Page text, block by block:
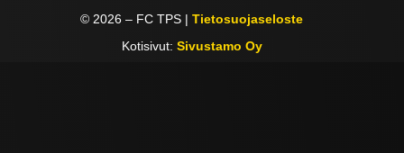
© 2026 – FC TPS |Tietosuojaseloste
Kotisivut: Sivustamo Oy